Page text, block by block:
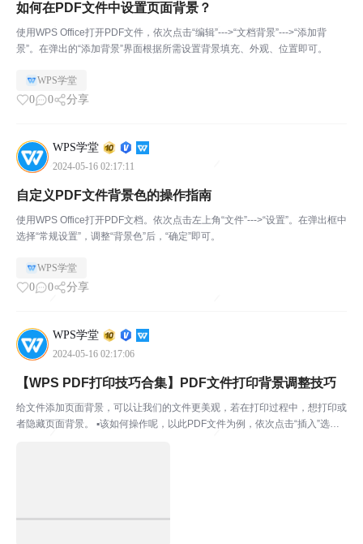
如何在PDF文件中设置页面背景？
使用WPS Office打开PDF文件，依次点击“编辑”--->“文档背景”--->“添加背
景”。在弹出的“添加背景”界面根据所需设置背景填充、外观、位置即可。
WPS学堂
0 0 分享
WPS学堂
2024-05-16 02:17:11
自定义PDF文件背景色的操作指南
使用WPS Office打开PDF文档。依次点击左上角“文件”--->“设置”。在弹出框中
选择“常规设置”，调整“背景色”后，“确定”即可。
WPS学堂
0 0 分享
WPS学堂
2024-05-16 02:17:06
【WPS PDF打印技巧合集】PDF文件打印背景调整技巧
给文件添加页面背景，可以让我们的文件更美观，若在打印过程中，想打印或
者隐藏页面背景。 ▪该如何操作呢，以此PDF文件为例，依次点击“插入”选项